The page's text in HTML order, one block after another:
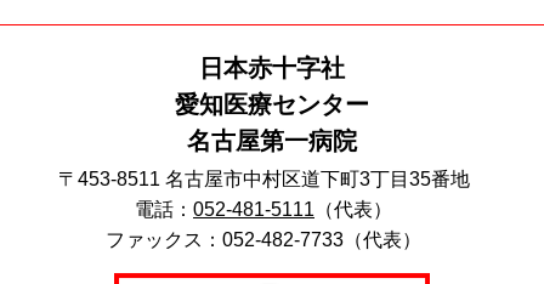
日本赤十字社
愛知医療センター
名古屋第一病院
〒453-8511 名古屋市中村区道下町3丁目35番地
電話： 052-481-5111 （代表）
ファックス：052-482-7733（代表）